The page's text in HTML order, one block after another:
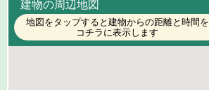
建物の周辺地図
地図をタップすると建物からの距離と時間を
コチラに表示します